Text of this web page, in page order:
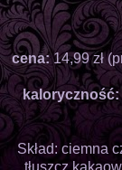
cena:14,99 zł
kaloryczność:
Skład: ciemna
tłuszcz